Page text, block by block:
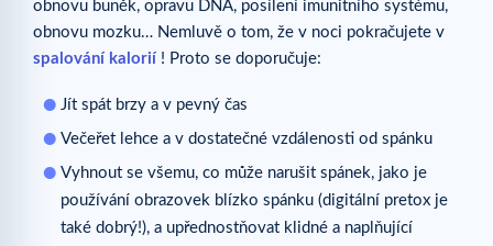
obnovu buněk, opravu DNA, posílení imunitního systému,
obnovu mozku… Nemluvě o tom, že v noci pokračujete v
spalování kalorií ! Proto se doporučuje:
Jít spát brzy a v pevný čas
Večeřet lehce a v dostatečné vzdálenosti od spánku
Vyhnout se všemu, co může narušit spánek, jako je
používání obrazovek blízko spánku (digitální pretox je
také dobrý!), a upřednostňovat klidné a naplňující